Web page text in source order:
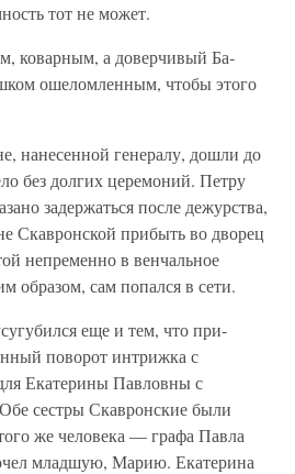
тот не может.
коварным, а доверчивый Ба­
ошеломленным, чтобы этого
нанесенной генералу, дошли до
без долгих церемоний. Петру
задержаться после дежурства,
Скавронской прибыть во дворец
непременно в венчальное
образом, сам попался в сети.
еще и тем, что при­
поворот интрижка с
Екатерины Павловны с
сестры Скавронские были
же человека — графа Павла
младшую, Марию. Екатерина